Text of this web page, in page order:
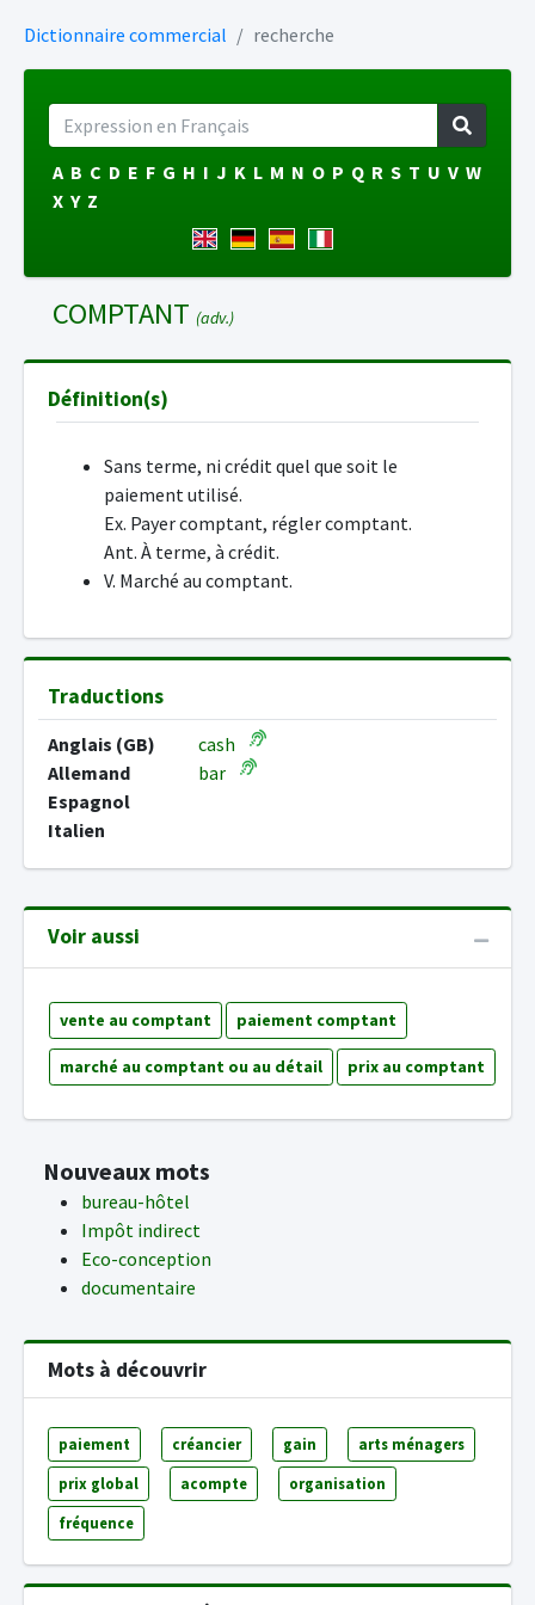
Dictionnaire commercial recherche
A B C D E F G H I J K L M N O P Q R S T U V W
X Y Z
COMPTANT (adv.)
Définition(s)
Sans terme, ni crédit quel que soit le
paiement utilisé.
Ex. Payer comptant, régler comptant.
Ant. À terme, à crédit.
V. Marché au comptant.
Traductions
Anglais (GB)
cash
Allemand
bar
Espagnol
Italien
Voir aussi
vente au comptant paiement comptant
marché au comptant ou au détail prix au comptant
Nouveaux mots
bureau-hôtel
Impôt indirect
Eco-conception
documentaire
Mots à découvrir
paiement créancier gain arts ménagers
prix global acompte organisation
fréquence